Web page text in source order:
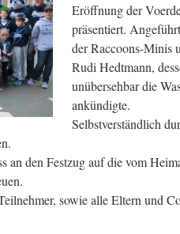
Eröffnung der
präsentiert.
der Raccoons-Minis
Rudi Hedtmann,
unübersehbar die
ankündigte.
Selbstverständlich
den Festzug auf die vom
sowie alle Eltern und